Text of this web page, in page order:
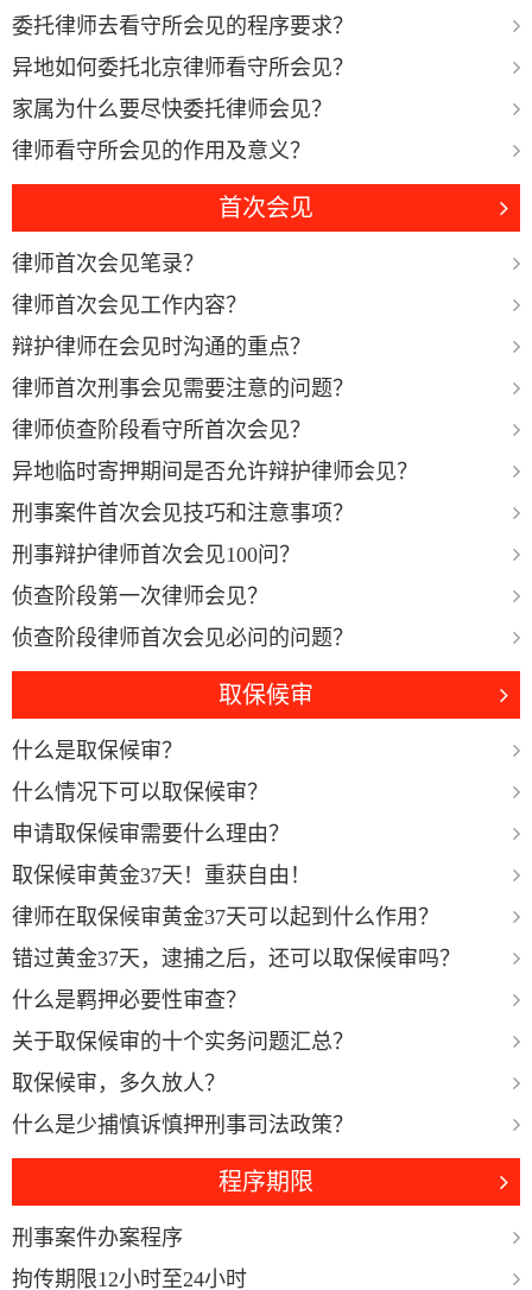
委托律师去看守所会见的程序要求？
异地如何委托北京律师看守所会见？
家属为什么要尽快委托律师会见？
律师看守所会见的作用及意义？
首次会见
律师首次会见笔录？
律师首次会见工作内容？
辩护律师在会见时沟通的重点？
律师首次刑事会见需要注意的问题？
律师侦查阶段看守所首次会见？
异地临时寄押期间是否允许辩护律师会见？
刑事案件首次会见技巧和注意事项？
刑事辩护律师首次会见100问？
侦查阶段第一次律师会见？
侦查阶段律师首次会见必问的问题？
取保候审
什么是取保候审？
什么情况下可以取保候审？
申请取保候审需要什么理由？
取保候审黄金37天！重获自由！
律师在取保候审黄金37天可以起到什么作用？
错过黄金37天，逮捕之后，还可以取保候审吗？
什么是羁押必要性审查？
关于取保候审的十个实务问题汇总？
取保候审，多久放人？
什么是少捕慎诉慎押刑事司法政策？
程序期限
刑事案件办案程序
拘传期限12小时至24小时